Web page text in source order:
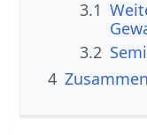
3.1
3.2
4